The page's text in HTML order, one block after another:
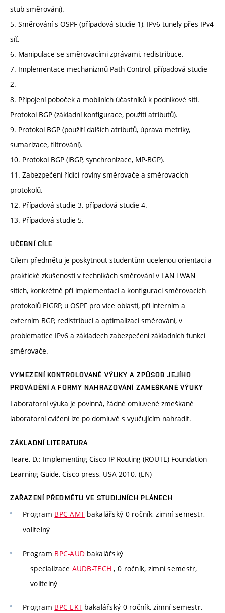
stub směrování).
5. Směrování s OSPF (případová studie 1), IPv6 tunely přes IPv4
síť.
6. Manipulace se směrovacími zprávami, redistribuce.
7. Implementace mechanizmů Path Control, případová studie
2.
8. Připojení poboček a mobilních účastníků k podnikové síti.
Protokol BGP (základní konfigurace, použití atributů).
9. Protokol BGP (použití dalších atributů, úprava metriky,
sumarizace, filtrování).
10. Protokol BGP (iBGP, synchronizace, MP-BGP).
11. Zabezpečení řídící roviny směrovače a směrovacích
protokolů.
12. Případová studie 3, případová studie 4.
13. Případová studie 5.
UČEBNÍ CÍLE
Cílem předmětu je poskytnout studentům ucelenou orientaci a
praktické zkušenosti v technikách směrování v LAN i WAN
sítích, konkrétně při implementaci a konfiguraci směrovacích
protokolů EIGRP, u OSPF pro více oblastí, při interním a
externím BGP, redistribuci a optimalizaci směrování, v
problematice IPv6 a základech zabezpečení základních funkcí
směrovače.
VYMEZENÍ KONTROLOVANÉ VÝUKY A ZPŮSOB JEJÍHO
PROVÁDĚNÍ A FORMY NAHRAZOVÁNÍ ZAMEŠKANÉ VÝUKY
Laboratorní výuka je povinná, řádné omluvené zmeškané
laboratorní cvičení lze po domluvě s vyučujícím nahradit.
ZÁKLADNÍ LITERATURA
Teare, D.: Implementing Cisco IP Routing (ROUTE) Foundation
Learning Guide, Cisco press, USA 2010. (EN)
ZAŘAZENÍ PŘEDMĚTU VE STUDIJNÍCH PLÁNECH
Program BPC-AMT bakalářský 0 ročník, zimní semestr,
volitelný
Program BPC-AUD bakalářský
specializace AUDB-TECH , 0 ročník, zimní semestr,
volitelný
Program BPC-EKT bakalářský 0 ročník, zimní semestr,